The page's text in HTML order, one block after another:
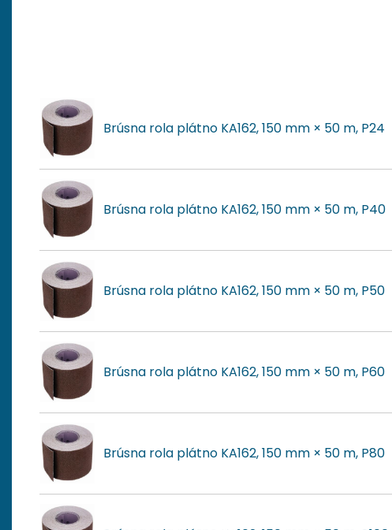
Brúsna rola plátno KA162, 150 mm × 50 m, P24
Brúsna rola plátno KA162, 150 mm × 50 m, P40
Brúsna rola plátno KA162, 150 mm × 50 m, P50
Brúsna rola plátno KA162, 150 mm × 50 m, P60
Brúsna rola plátno KA162, 150 mm × 50 m, P80